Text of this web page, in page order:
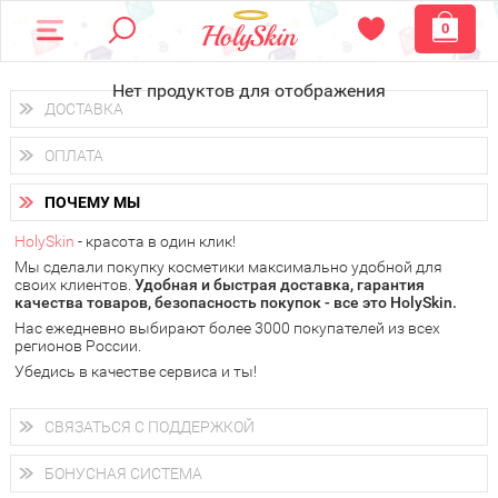
0
Нет продуктов для отображения
ДОСТАВКА
Доставка осуществляетсяпо всем городам России.
Вы можете выбрать доставку курьером, Почтой России или
получить заказ в пунктах выдачи PickPoint или пункте
самовывоза.
В 20 городах России доставка осуществляется ужена
следующий день.
у Вас всегда есть возможность получитьбесплатную
доставку от HolySkin.
подробнее об условиях доставки и оплаты в Вашем городе
ОПЛАТА
Вы можете оплатить свой заказ любым удобным способом:
наличными деньгами (
через интернет-банк (Альфа-банк, Сбербанк) и другими
электронными способами.
ПОЧЕМУ МЫ
HolySkin - красота в один клик!
Мы сделали покупку косметики максимально удобной для
своих клиентов. Удобная и быстрая доставка, гарантия
качества товаров, безопасность покупок - все это HolySkin.
Нас ежедневно выбирают более 3000 покупателей из всех
регионов России.
Убедись в качестве сервиса и ты!
СВЯЗАТЬСЯ С ПОДДЕРЖКОЙ
+7 (800) 707-24-55
Мы будем рады ответить на все Ваши вопросы по работе
магазина, проконсультировать по товарам, рассказать о
БОНУСНАЯ СИСТЕМА